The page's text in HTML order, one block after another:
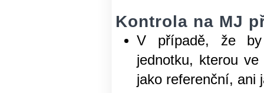
Kontrola na MJ
V případě, že by
jednotku, kterou
jako referenční, ani